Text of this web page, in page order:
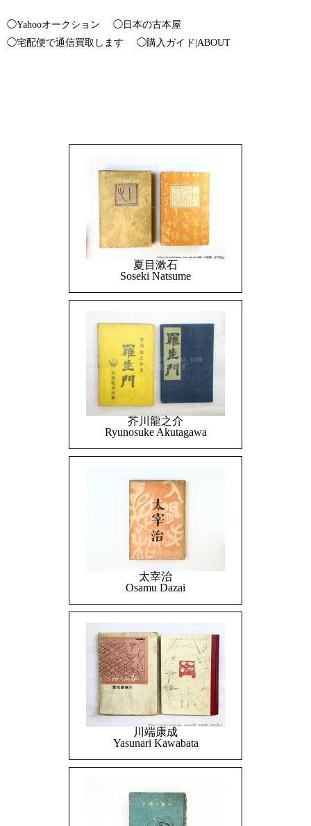
◯Yahooオークション
◯日本の古本屋
◯宅配便で通信買取します
◯購入ガイド|ABOUT
夏目漱石
Soseki Natsume
芥川龍之介
Ryunosuke Akutagawa
太宰治
Osamu Dazai
川端康成
Yasunari Kawabata